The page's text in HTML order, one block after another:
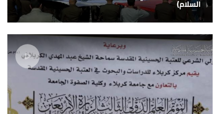
السلام)